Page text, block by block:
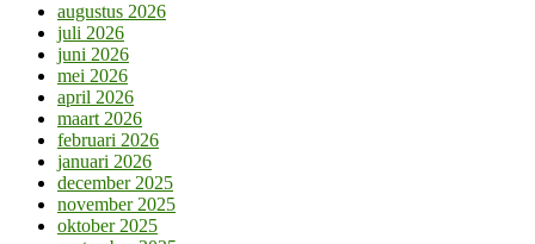
augustus 2026
juli 2026
juni 2026
mei 2026
april 2026
maart 2026
februari 2026
januari 2026
december 2025
november 2025
oktober 2025